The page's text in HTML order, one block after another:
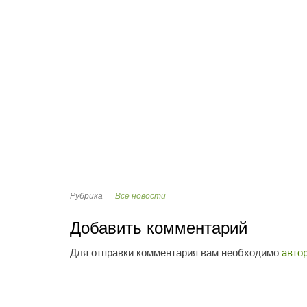
Рубрика Все новости
Добавить комментарий
Для отправки комментария вам необходимо